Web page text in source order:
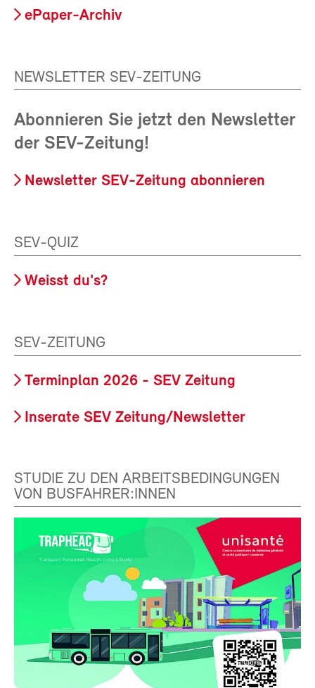
ePaper-Archiv
NEWSLETTER SEV-ZEITUNG
Abonnieren Sie jetzt den Newsletter
der SEV-Zeitung!
Newsletter SEV-Zeitung abonnieren
SEV-QUIZ
Weisst du's?
SEV-ZEITUNG
Terminplan 2026 - SEV Zeitung
Inserate SEV Zeitung/Newsletter
STUDIE ZU DEN ARBEITSBEDINGUNGEN
VON BUSFAHRER:INNEN